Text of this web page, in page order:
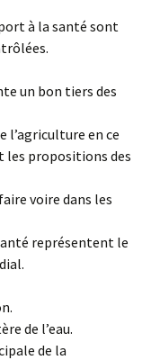
à la santé sont
un bon tiers des
l’agriculture en ce
les propositions des
voire dans les
représentent le
de l’eau.
de la